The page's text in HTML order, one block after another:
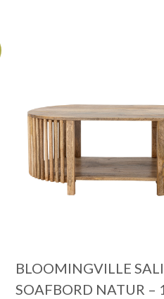
BLOOMINGVILLE SALI
SOAFBORD NATUR –